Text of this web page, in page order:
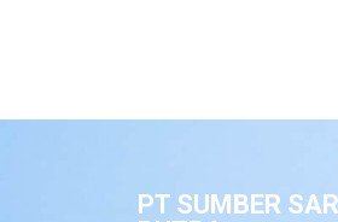
PT SUMBER